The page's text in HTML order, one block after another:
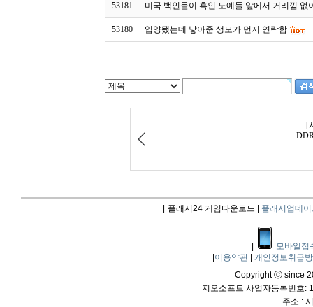
53181 미국 백인들이 흑인 노예들 앞에서 거리낌 없
53180 입양됐는데 낳아준 생모가 먼저 연락함
플래시24 게임다운로드 | 플래시업데이
모바일접
이용약관
개인정보취급
Copyright ⓒ since
지오소프트 사업자등록번호:
주소 :